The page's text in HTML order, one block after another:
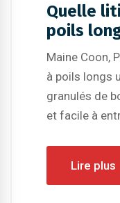
Quelle
poils
Maine Coon,
à poils longs
granulés de
et facile à
Lire plus